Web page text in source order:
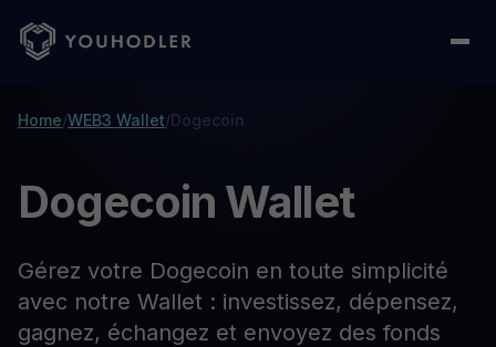
Home/WEB3 Wallet/Dogecoin
Dogecoin Wallet
Gérez votre Dogecoin en toute simplicité
avec notre Wallet : investissez, dépensez,
gagnez, échangez et envoyez des fonds